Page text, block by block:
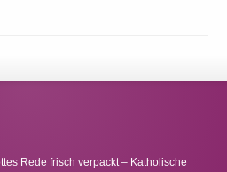
Rede frisch verpackt – Katholische